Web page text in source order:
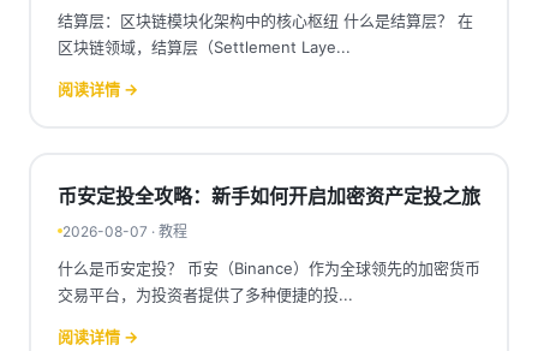
的详细页面。我已经获得了关于结算层的详细信
息。现在让我获取更多关于交易结算的相关信息，
特别是关于币安平台上的结算。我已经收集了足够
结算层：区块链模块化架构中的核心枢纽 什么是结算层？ 在
区块链领域，结算层（Settlement Laye...
阅读详情 →
币安定投全攻略：新手如何开启加密资产定投之旅
2026-08-07 · 教程
什么是币安定投？ 币安（Binance）作为全球领先的加密货币
交易平台，为投资者提供了多种便捷的投...
阅读详情 →